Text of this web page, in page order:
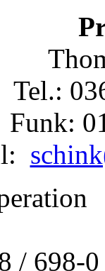
Tel.:
Funk:
/ 698-